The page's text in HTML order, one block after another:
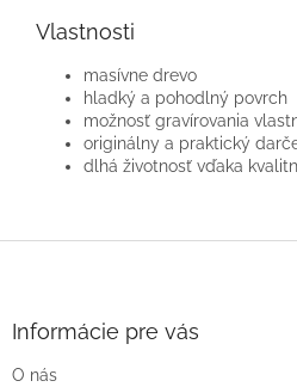
Vlastnosti
masívne drevo
hladký a pohodlný povrch
možnosť gravírovania
originálny a praktický
dlhá životnosť vďaka
Informácie pre vás
O nás